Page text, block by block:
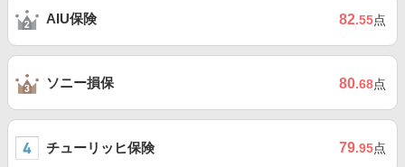
AIU保険 82.55点
ソニー損保 80.68点
チューリッヒ保険 79.95点